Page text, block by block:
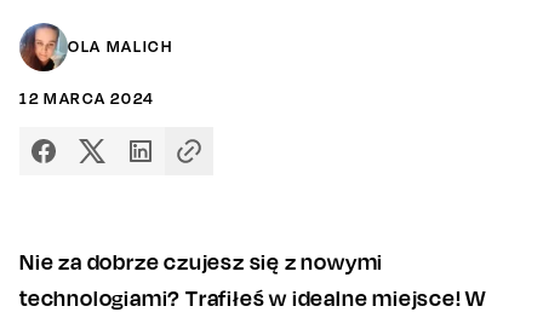
OLA MALICH
12 MARCA 2024
Nie za dobrze czujesz się z nowymi
technologiami? Trafiłeś w idealne miejsce! W